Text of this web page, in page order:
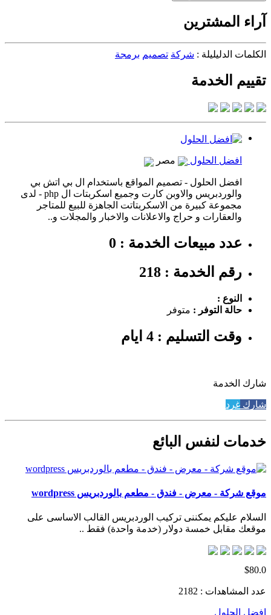
آراء المشترين
الكلمات الدليليلة : شركة تصميم برمجة
تقييم الخدمة
افضل الحلول مصر
افضل الحلول - تصميم المواقع باستخدام ال بي اتش بي
والوردبريس والاوبن كارت وجميع اسكربتات ال php - لدى
مجموعة كبيرة من الاسكربتاتت الجاهزة للبيع للمتاجر
والعقارات و حراج والاعلانات والاخبار والمجلات و..
عدد مبيعات الخدمة : 0
رقم الخدمة : 218
النوع :
حالة التوفر : متوفر
وقت التسليم : 4 ايام
شارك الخدمة
شارك غرد
خدمات لنفس البائع
موقع شركة - معرض - فندق - مطعم بالوردبريس wordpress
السلام عليكم يمكننى تركيب الوردبريس القالب الاساسى على
موقعك مقابل خمسة دولار (خدمة واحدة) فقط ..
$80.0
عدد المشاهدات : 2182
افضل الحلول